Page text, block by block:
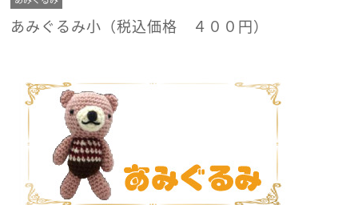
あみぐるみ小（税込価格 ４００円）